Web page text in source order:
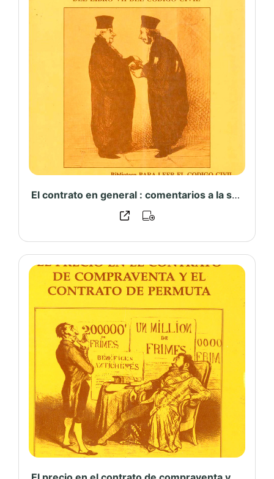
El contrato en general : comentarios a la sección primera del libro VII del Código civil : primera parte (artículos 1351 a 1413) (Tomo 1, 2 y 3)- PUCP